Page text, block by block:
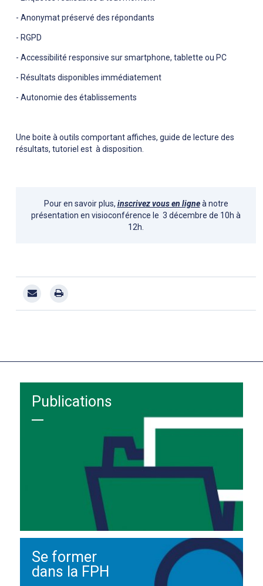
- Anonymat préservé des répondants
- RGPD
- Accessibilité responsive sur smartphone, tablette ou PC
- Résultats disponibles immédiatement
- Autonomie des établissements
Une boite à outils comportant affiches, guide de lecture des
résultats, tutoriel est à disposition.
Pour en savoir plus, inscrivez vous en ligne à notre
présentation en visioconférence le 3 décembre de 10h à
12h.
Publications
Se former
dans la FPH